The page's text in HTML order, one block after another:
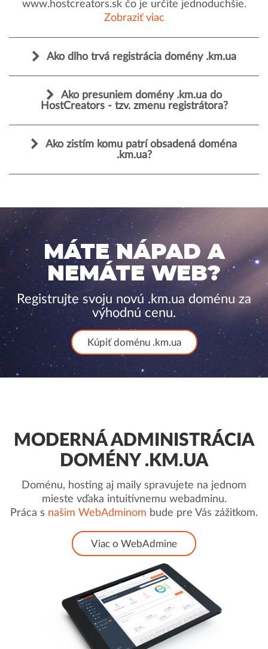
www.hostcreators.sk čo je určite jednoduchšie.
Zobraziť viac
Ako dlho trvá registrácia domény .km.ua
Ako presuniem domény .km.ua do
HostCreators - tzv. zmenu registrátora?
Ako zistím komu patrí obsadená doména
.km.ua?
MÁTE NÁPAD A
NEMÁTE WEB?
Registrujte svoju novú .km.ua doménu za
výhodnú cenu.
Kúpiť doménu .km.ua
MODERNÁ ADMINISTRÁCIA
DOMÉNY .KM.UA
Doménu, hosting aj maily spravujete na jednom
mieste vďaka intuitívnemu webadminu.
Práca s našim WebAdminom bude pre Vás zážitkom.
Viac o WebAdmine